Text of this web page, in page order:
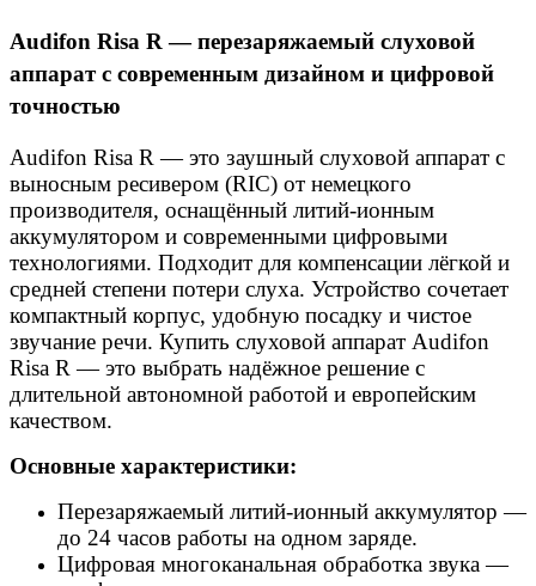
Audifon Risa R — перезаряжаемый слуховой
аппарат с современным дизайном и цифровой
точностью
Audifon Risa R — это заушный слуховой аппарат с
выносным ресивером (RIC) от немецкого
производителя, оснащённый литий-ионным
аккумулятором и современными цифровыми
технологиями. Подходит для компенсации лёгкой и
средней степени потери слуха. Устройство сочетает
компактный корпус, удобную посадку и чистое
звучание речи. Купить слуховой аппарат Audifon
Risa R — это выбрать надёжное решение с
длительной автономной работой и европейским
качеством.
Основные характеристики:
Перезаряжаемый литий-ионный аккумулятор —
до 24 часов работы на одном заряде.
Цифровая многоканальная обработка звука —